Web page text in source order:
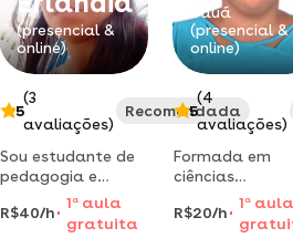
(presencial &
online)
5
(3
avaliações)
Recomendada
Sou estudante de
pedagogia e
gostaria de de
repassar pra os
R$40/h
1 aaula
gratuita
Tauá
(presencial &
online)
5
(4
avaliações)
Formada em
ciências
biológicas, pela
universidade
R$20/h
1 a aula